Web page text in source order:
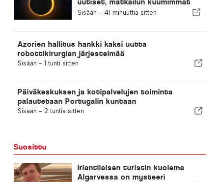
uutiset ja otsikoihin nousseet
Sisään - 41 minuuttia sitten
Azorien hallitus hankki kaksi uutta
robottikirurgian järjestelmää
Sisään - 1 tunti sitten
Päiväkeskuksen ja kotipalvelujen toiminta
palautetaan Portugalin kuntaan
Sisään - 2 tuntia sitten
Suosittu
Irlantilaisen turistin kuolema
Algarvessa on mysteeri